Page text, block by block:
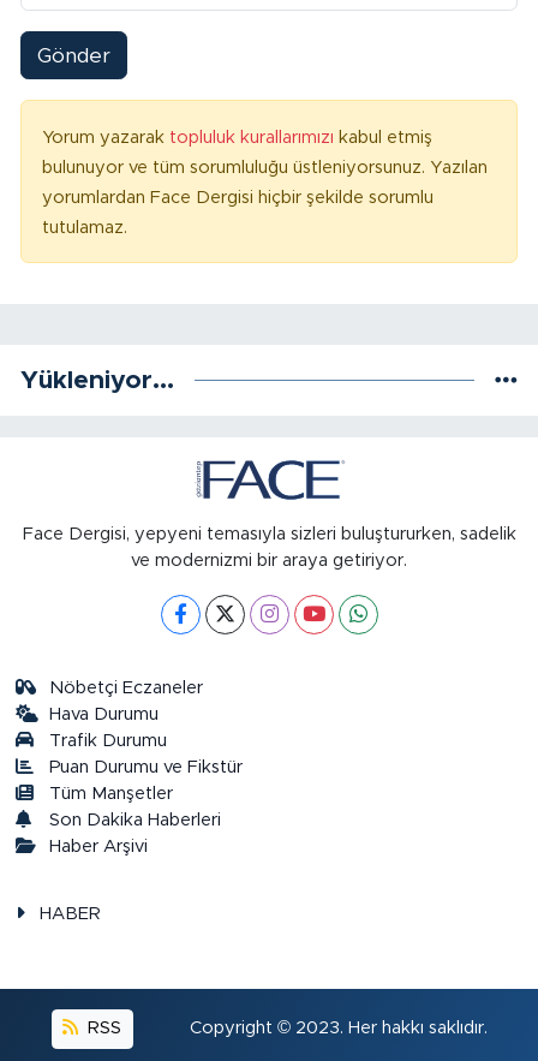
Gönder
Yorum yazarak topluluk kurallarımızı kabul etmiş
bulunuyor ve tüm sorumluluğu üstleniyorsunuz. Yazılan
yorumlardan Face Dergisi hiçbir şekilde sorumlu
tutulamaz.
Yükleniyor...
Face Dergisi, yepyeni temasıyla sizleri buluştururken, sadelik
ve modernizmi bir araya getiriyor.
Nöbetçi Eczaneler
Hava Durumu
Trafik Durumu
Puan Durumu ve Fikstür
Tüm Manşetler
Son Dakika Haberleri
Haber Arşivi
HABER
RSS Copyright © 2023. Her hakkı saklıdır.